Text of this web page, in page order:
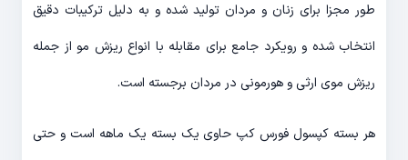
طور مجزا برای زنان و مردان تولید شده و به دلیل ترکیبات دقیق
انتخاب شده و رویکرد جامع برای مقابله با انواع ریزش مو از جمله
ریزش موی ارثی و هورمونی در مردان برجسته است.
هر بسته کپسول فورس کپ حاوی یک بسته یک ماهه است و حتی